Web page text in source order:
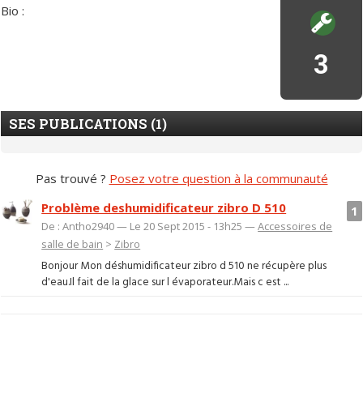
3
Bio :
SES PUBLICATIONS (1)
Pas trouvé ? Posez votre question à la communauté
1
Problème deshumidificateur zibro D 510
De : Antho2940 — Le 20 Sept 2015 - 13h25 —Accessoires de
salle de bain > Zibro
Bonjour Mon déshumidificateur zibro d 510 ne récupère plus
d'eau.Il fait de la glace sur l évaporateur.Mais c est ...